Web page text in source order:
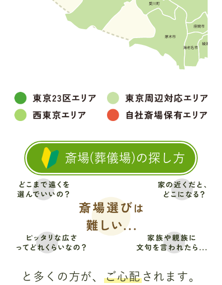
斎場(葬儀場)の探し方
と多くの方が、ご心配されます。